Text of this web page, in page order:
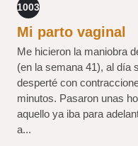
1003
Mi parto vaginal
Me hicieron la maniobra
(en la semana 41), al día
desperté con
minutos. Pasaron unas
aquello ya iba para
a...